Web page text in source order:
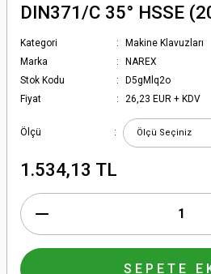
DIN371/C 35° HSSE
Kategori
Makine Klavuzları
Marka
NAREX
Stok Kodu
D5gMlq2o
Fiyat
26,23 EUR + KDV
Ölçü
1.534,13 TL
SEPETE